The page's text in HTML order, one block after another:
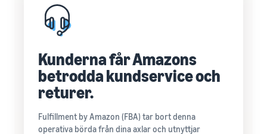
Kunderna får Amazons
betrodda kundservice och
returer.
Fulfillment by Amazon (FBA) tar bort denna
operativa börda från dina axlar och utnyttjar